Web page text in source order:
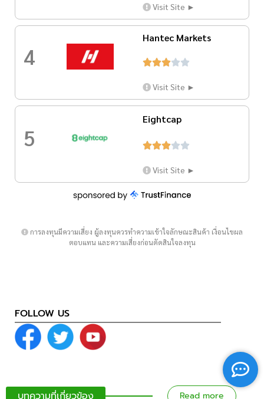
Visit Site ►
4
Hantec Markets

Visit Site ►
5
Eightcap

Visit Site ►
การลงทุนมีความเสี่ยง ผู้ลงทุนควรทำความเข้าใจลักษณะสินค้า เงื่อนไขผล
ตอบแทน และความเสี่ยงก่อนตัดสินใจลงทุน
FOLLOW US
บทความที่เกี่ยวข้อง Read more